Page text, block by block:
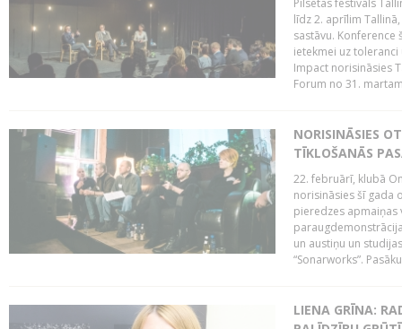
Pilsētas festivāls
līdz 2. aprīlim
sastāvu.
ietekmei uz
Impact norisināsies
Forum no 31.
NORISINĀSIES
TĪKLOŠANĀS
22. februārī, klubā
norisināsies šī gada
pieredzes apmaiņas
un austiņu un
“Sonarworks”.
LIENA GRĪNA: